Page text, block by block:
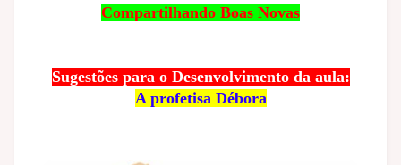
Compartilhando Boas Novas
Sugestões para o Desenvolvimento da aula:
A profetisa Débora